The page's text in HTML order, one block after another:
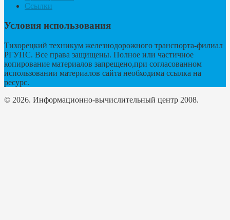
Ссылки
Условия использования
Тихорецкий техникум железнодорожного транспорта-филиал
РГУПС. Все права защищены. Полное или частичное
копирование материалов запрещено,при согласованном
использовании материалов сайта необходима ссылка на
ресурс.
© 2026. Информационно-вычислительный центр 2008.